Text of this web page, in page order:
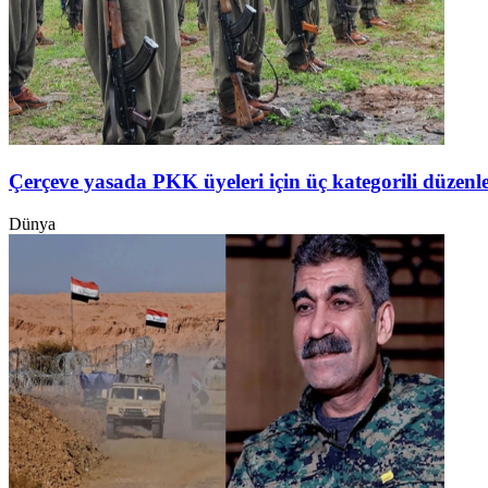
Çerçeve yasada PKK üyeleri için üç kategorili
Dünya